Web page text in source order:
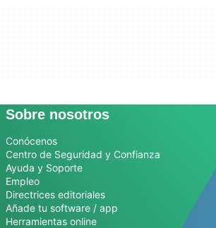
Sobre nosotros
Conócenos
Centro de Seguridad y Confianza
Ayuda y Soporte
Empleo
Directrices editoriales
Añade tu software / app
Herramientas online